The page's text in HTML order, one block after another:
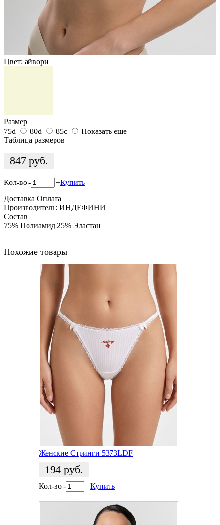
Цвет: айвори
Размер
75d
80d 85c
Показать еще
Таблица размеров
847 руб.
Кол-во- +Купить
Доставка Оплата
Производитель: ИНДЕФИНИ
Состав
75% Полиамид 25% Эластан
Похожие товары
Женские Cтринги 5373LDF
194 руб.
Кол-во- +Купить